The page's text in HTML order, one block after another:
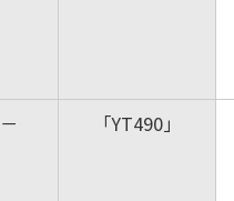
－ 「YT490」